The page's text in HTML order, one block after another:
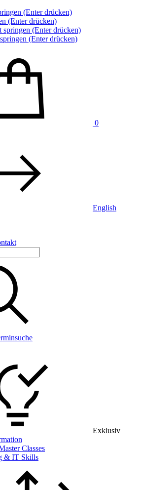
(Enter drücken)
(Enter drücken)
springen (Enter drücken)
(Enter drücken)
0
English
Exklusiv
Classes
& IT Skills